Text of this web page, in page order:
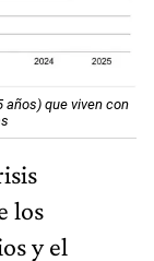
años) que viven con
los
y el